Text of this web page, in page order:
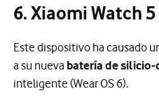
6. Xiaomi Watch 5
Este dispositivo ha causado
a su nueva batería de silicio-
inteligente (Wear OS 6).